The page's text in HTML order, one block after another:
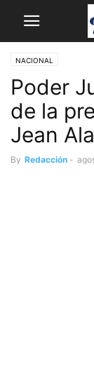
NACIONAL
Poder
de la
Jean
By Redacción -